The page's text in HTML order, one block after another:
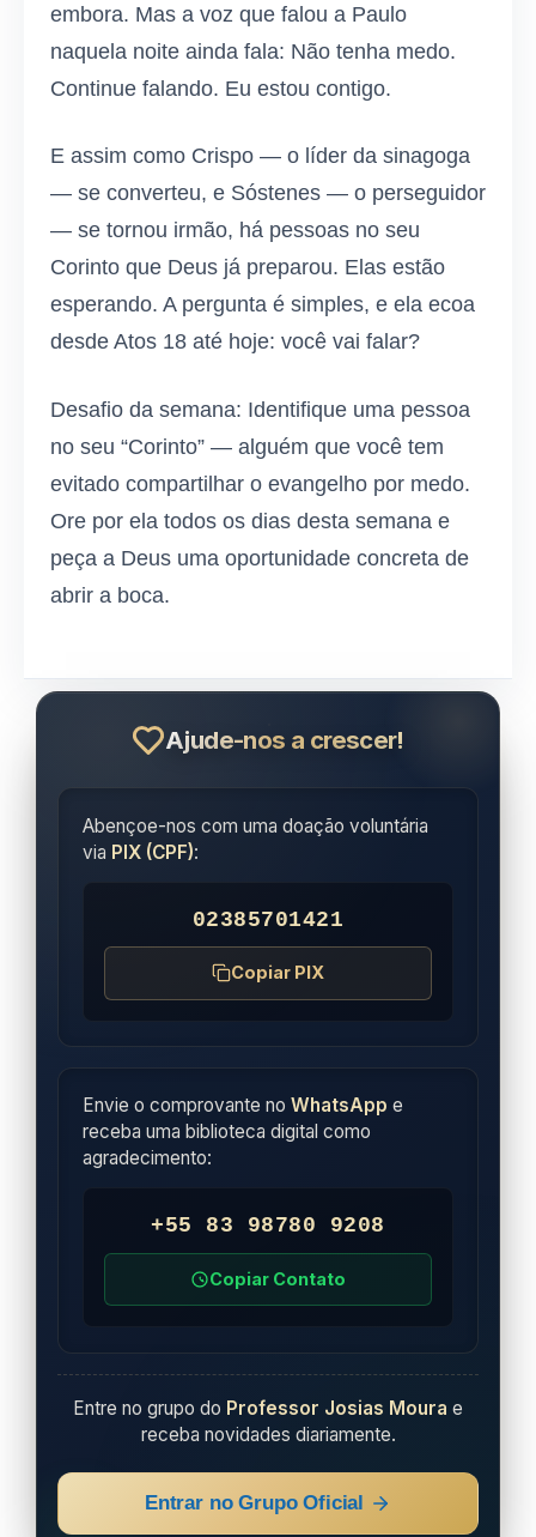
embora. Mas a voz que falou a Paulo
naquela noite ainda fala: Não tenha medo.
Continue falando. Eu estou contigo.
E assim como Crispo — o líder da sinagoga
— se converteu, e Sóstenes — o perseguidor
— se tornou irmão, há pessoas no seu
Corinto que Deus já preparou. Elas estão
esperando. A pergunta é simples, e ela ecoa
desde Atos 18 até hoje: você vai falar?
Desafio da semana: Identifique uma pessoa
no seu “Corinto” — alguém que você tem
evitado compartilhar o evangelho por medo.
Ore por ela todos os dias desta semana e
peça a Deus uma oportunidade concreta de
abrir a boca.
Ajude-nos a crescer!
Abençoe-nos com uma doação voluntária
via PIX (CPF):
02385701421
Copiar PIX
Envie o comprovante noWhatsApp e
receba uma biblioteca digital como
agradecimento:
+55 83 98780 9208
Copiar Contato
Entre no grupo do Professor Josias Moura e
receba novidades diariamente.
Entrar no Grupo Oficial